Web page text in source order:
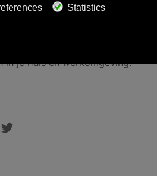
in het geheime leven van
in je huis en werkomgeving.